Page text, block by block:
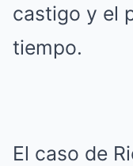
castigo y el
tiempo.
El caso de